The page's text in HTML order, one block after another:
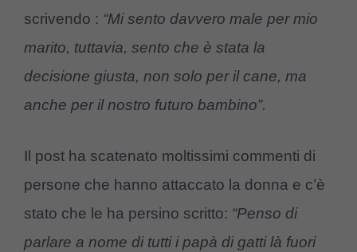
scrivendo : “Mi sento davvero male per mio
marito, tuttavia, sento che è stata la
decisione giusta, non solo per il cane, ma
anche per il nostro futuro bambino”.
Il post ha scatenato moltissimi commenti di
persone che hanno attaccato la donna e c’è
stato che le ha persino scritto: “Penso di
parlare a nome di tutti i papà di gatti là fuori